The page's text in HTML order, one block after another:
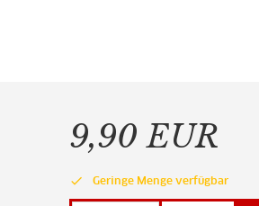
9,90 EUR
done Geringe Menge verfügbar